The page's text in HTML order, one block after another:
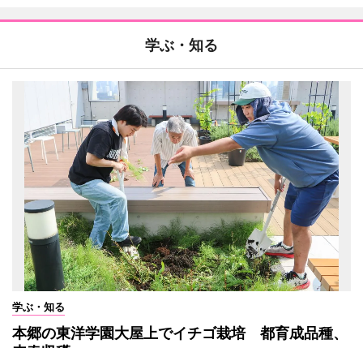
学ぶ・知る
学ぶ・知る
本郷の東洋学園大屋上でイチゴ栽培 都育成品種、